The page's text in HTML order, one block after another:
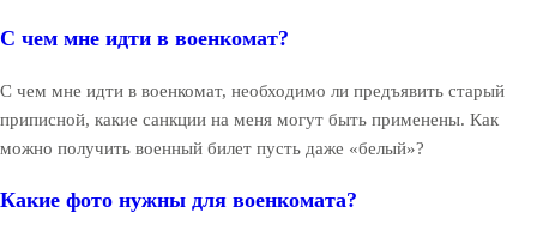
С чем мне идти в военкомат?
С чем мне идти в военкомат, необходимо ли предъявить старый
приписной, какие санкции на меня могут быть применены. Как
можно получить военный билет пусть даже «белый»?
Какие фото нужны для военкомата?